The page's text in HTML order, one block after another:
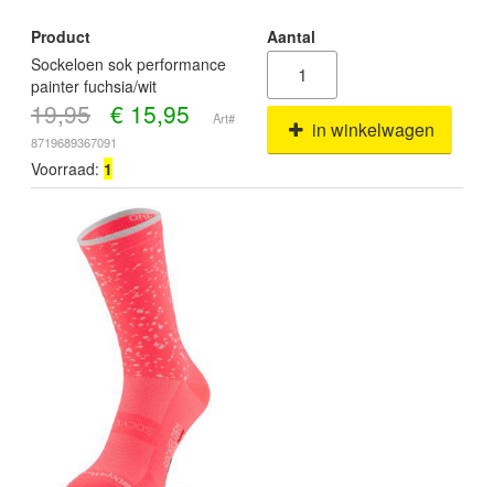
Product
Aantal
Sockeloen sok performance
painter fuchsia/wit
19,95 € 15,95
Art#
8719689367091
in winkelwagen
Voorraad: 1